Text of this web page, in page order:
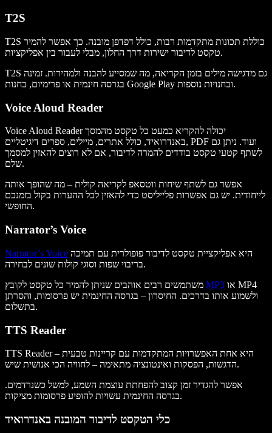
T2S
T2S כוללת תכונות מתקדמות רבות, כולל דפדפן מובנה. כך אפשר להמיר
טקסט לדיבור ישירות דרך החלון, מבלי לעבור בין אפליקציות.
T2S גם מדגישה מילים בזמן הקריאה, מה שמסייע להבנה ולמהירות. זמינה
בגרסה חינמית או פרימיום, בחנות Google Play ובחנויות נוספות.
Voice Aloud Reader
Voice Aloud Reader יכולה להקריא כמעט כל טקסט מהמסך
באנדרואיד, כולל אתרים, מיילים, ספרים דיגיטליים, PDF ועוד. ניתן גם
לשתף קטעי טקסט בודדים להמרה לדיבור, אם לא רוצים להאזין למסמך
שלם.
אפשר גם לשתף שיחות ווטסאפ לקריאה קולית – מה שהופך אותה
לייחודית. יש גם אפשרות פלייליסט כדי להאזין לכל ההערות בקול בזמנכם
החופשי.
Narrator’s Voice
Narrator’s Voice
בריבוי שפות וסוגי קולות שונים לבחירה.
MP3
ולשמוע אותו בדרכים. החיסרון – בגרסה החינמית יש פרסומות, והסרתן
בתשלום.
TTS Reader
TTS Reader היא אחת האפשרויות המתקדמות עם קריינות טבעית –
הדגשות, הפסקות ואינטונציה מתאימה – לחוויה הכי אנושית שיש.
אפשר להגדיר זמן קצוב להפחתת עוצמת השמע, למשל כשנרדמים.
בגרסה החינמית עשויות להופיע פרסומות מציקות.
כלי הטקסט לדיבור המובנה באנדרואיד